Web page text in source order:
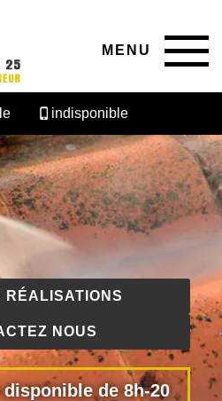
MENU
indisponible
RÉALISATIONS
NOUS
de 8h-20